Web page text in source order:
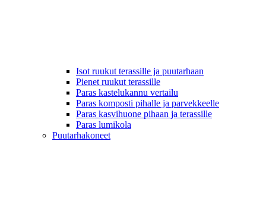
Isot ruukut terassille ja puutarhaan
Pienet ruukut terassille
Paras kastelukannu vertailu
Paras komposti pihalle ja parvekkeelle
Paras kasvihuone pihaan ja terassille
Paras lumikola
Puutarhakoneet